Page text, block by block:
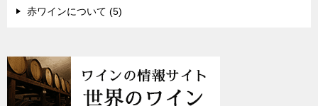
赤ワインについて (5)